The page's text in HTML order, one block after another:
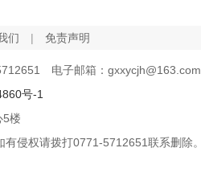
们 | 免责声明
电子邮箱：gxxycjh@163.com
号-1
5楼
侵权请拨打0771-5712651联系删除。